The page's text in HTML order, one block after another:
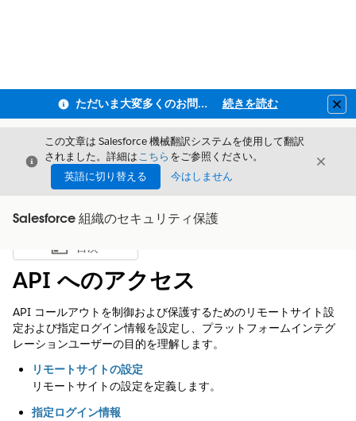
ただいま大変多くのお問い合わせをいただいており、ご連絡までにお時間を頂戴しております 続きを読む
閉じる
この文章は Salesforce 機械翻訳システムを使用して翻訳
されました。詳細はこちら をご参照ください。
英語に切り替える
今はしません
閉じる
Salesforce 組織のセキュリティ保護
目次を表示
目次
API へのアクセス
API コールアウトを制御および保護するためのリモートサイト設
定および指定ログイン情報を設定し、プラットフォームインテグ
レーションユーザーの目的を理解します。
リモートサイトの設定
リモートサイトの設定を定義します。
指定ログイン情報